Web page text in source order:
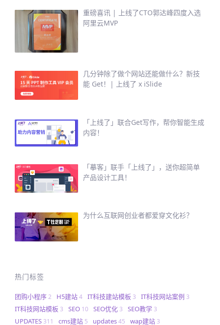
重磅喜讯 | 上线了CTO郭达峰四度入选
阿里云MVP
几分钟除了做个网站还能做什么？新技
能 Get！| 上线了 x iSlide
「上线了」联合Get写作，帮你智能生成
内容！
「摹客」联手「上线了」，送你超简单
产品设计工具！
为什么互联网创业者都爱穿文化衫？
热门标签
团购小程序2 H5建站4 IT科技建站模板 3 IT科技网站案例 3
IT科技网站模板 3 SEO 10 SEO优化 3 SEO教学 3
UPDATES 311 cms建站 5 updates45 wap建站 3